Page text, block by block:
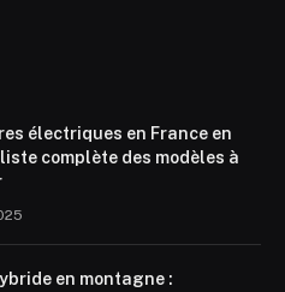
électriques en France en
complète des modèles à
en montagne :